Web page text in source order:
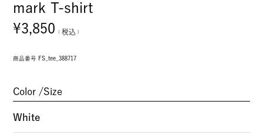
mark T-shirt
¥3,850 税込
商品番号 FS_tee_388717
Color Size
White